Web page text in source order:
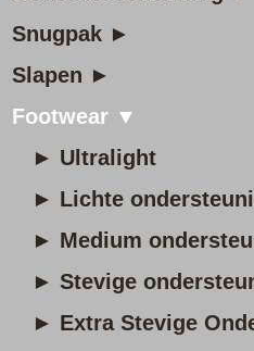
Snugpak ►
Slapen ►
Footwear ▼
► Ultralight
► Lichte
► Medium
► Stevige
► Extra Stevige